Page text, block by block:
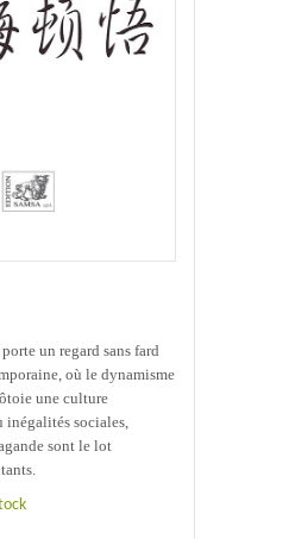
un regard sans fard
où le dynamisme
une culture
sociales,
sont le lot